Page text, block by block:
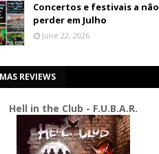
Concertos e festivais a não
perder em Julho
June 22, 2026
REVIEWS
Hell in the Club - F.U.B.A.R.